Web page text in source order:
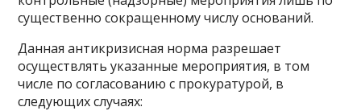
существенно сокращенному числу оснований.
Данная антикризисная норма разрешает
осуществлять указанные мероприятия, в том
числе по согласованию с прокуратурой, в
следующих случаях: